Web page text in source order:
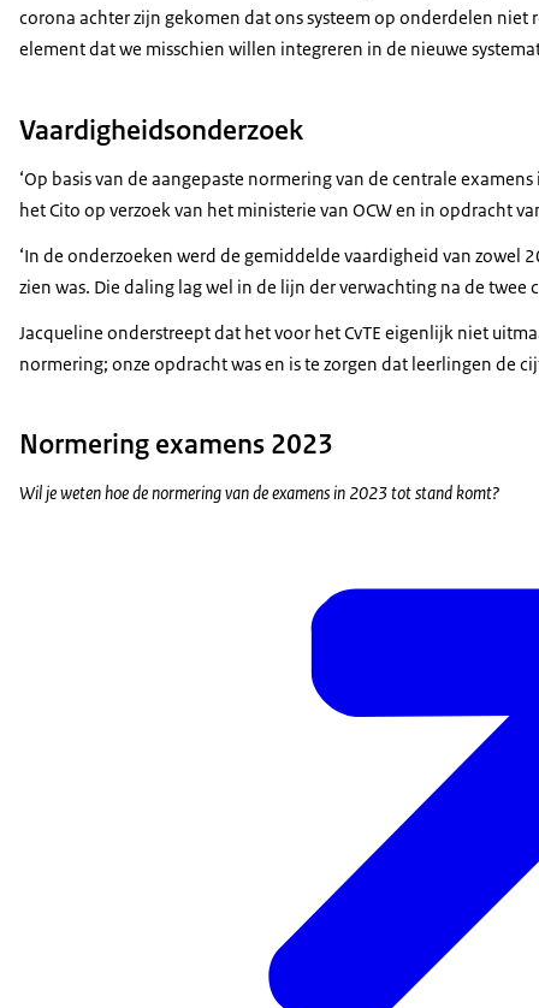
corona achter zijn gekomen dat ons systeem op onderdelen
element dat we misschien willen integreren in de nieuwe
Vaardigheidsonderzoek
‘Op basis van de aangepaste normering van de centrale
het Cito op verzoek van het ministerie van OCW en in opdracht
‘In de onderzoeken werd de gemiddelde vaardigheid van
zien was. Die daling lag wel in de lijn der verwachting na de twee
Jacqueline onderstreept dat het voor het CvTE eigenlijk niet
normering; onze opdracht was en is te zorgen dat leerlingen de
Normering examens 2023
Wil je weten hoe de normering van de examens in 2023 tot stand komt?